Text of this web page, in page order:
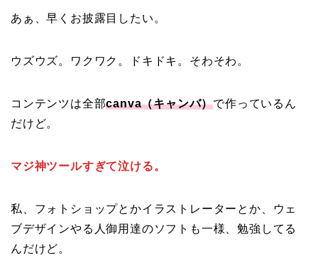
あぁ、早くお披露目したい。
ウズウズ。ワクワク。ドキドキ。そわそわ。
コンテンツは全部canva（キャンバ）で作っているん
だけど。
マジ神ツールすぎて泣ける。
私、フォトショップとかイラストレーターとか、ウェ
ブデザインやる人御用達のソフトも一様、勉強してる
んだけど。